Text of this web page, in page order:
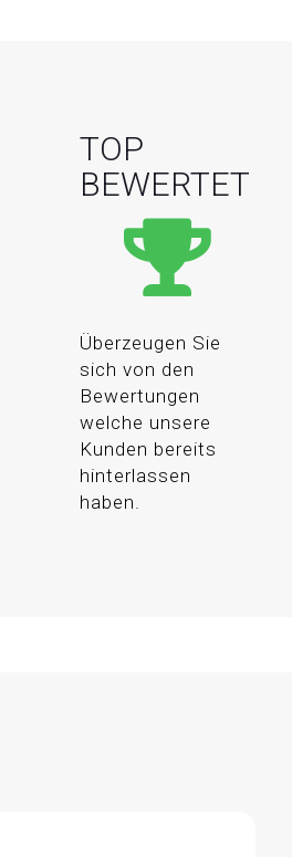
TOP
BEWERTET
Überzeugen Sie
sich von den
Bewertungen
welche unsere
Kunden bereits
hinterlassen
haben.